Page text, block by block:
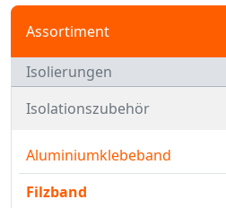
Assortiment
Isolierungen
Isolationszubehör
Aluminiumklebeband
Filzband